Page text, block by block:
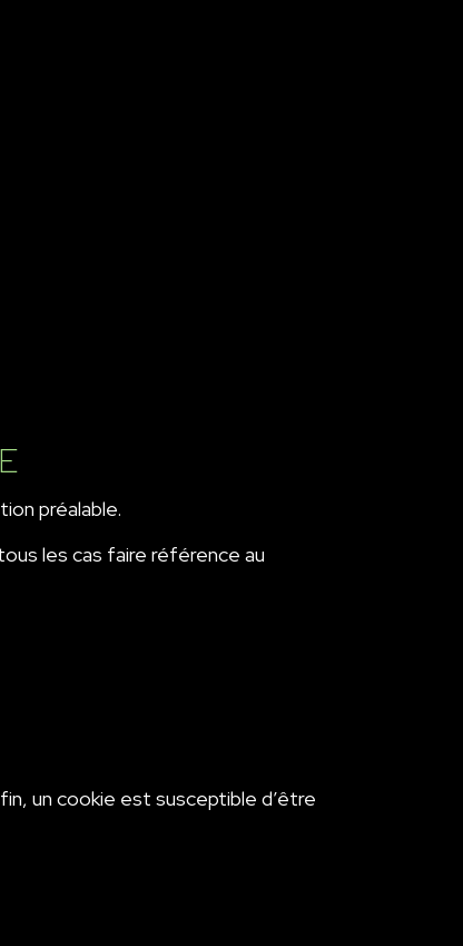
préalable.
les cas faire référence au
un cookie est susceptible d’être